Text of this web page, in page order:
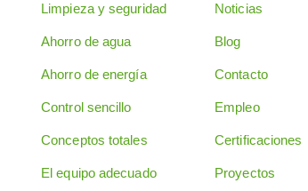
Limpieza y seguridad
Ahorro de agua
Ahorro de energía
Control sencillo
Conceptos totales
El equipo adecuado
Noticias
Blog
Contacto
Empleo
Certificaciones
Proyectos